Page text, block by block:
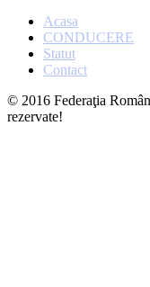
Acasa
CONDUCERE
Statut
Contact
© 2016 Federaţia
rezervate!